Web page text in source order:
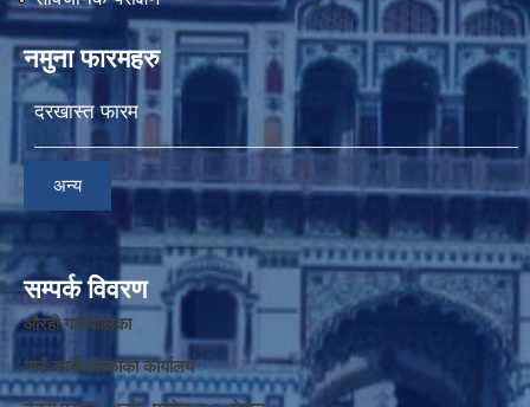
नमुना फारमहरु
दरखास्त फारम
अन्य
सम्पर्क विवरण
औरही गाउँपालिका
गाउँ कार्यपालिकाको कार्यालय